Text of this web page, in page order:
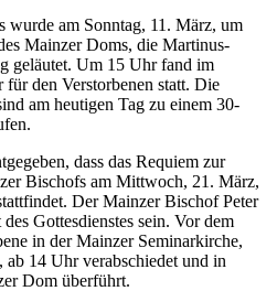
wurde am Sonntag, 11. März, um
Mainzer Doms, die Martinus-
geläutet. Um 15 Uhr fand im
den Verstorbenen statt. Die
am heutigen Tag zu einem 30-
dass das Requiem zur
Bischofs am Mittwoch, 21. März,
Der Mainzer Bischof Peter
Gottesdienstes sein. Vor dem
in der Mainzer Seminarkirche,
14 Uhr verabschiedet und in
Dom überführt.